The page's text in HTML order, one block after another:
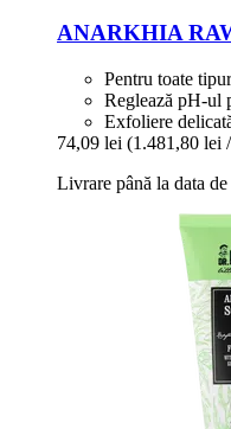
ANARKHIA
Pentru toate
Reglează pH-ul
Exfoliere
74,09 lei (1.481,80 lei
Livrare până la data